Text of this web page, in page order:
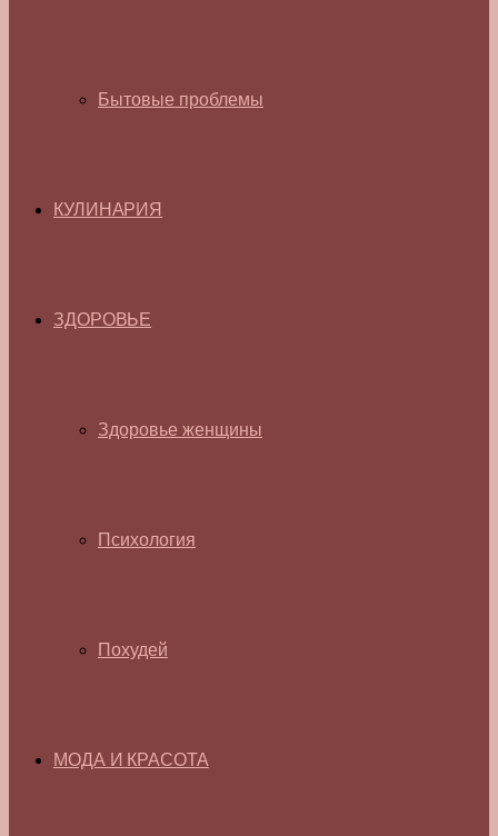
Бытовые проблемы
КУЛИНАРИЯ
ЗДОРОВЬЕ
Здоровье женщины
Психология
Похудей
МОДА И КРАСОТА